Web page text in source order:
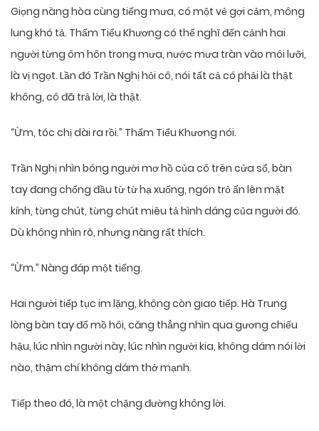
Giọng nàng hòa cùng tiếng mưa, có một vẻ gợi cảm, mông
lung khó tả. Thẩm Tiểu Khương có thể nghĩ đến cảnh hai
người từng ôm hôn trong mưa, nước mưa tràn vào môi lưỡi,
là vị ngọt. Lần đó Trần Nghị hỏi cô, nói tất cả có phải là thật
không, cô đã trả lời, là thật.
“Ừm, tóc chị dài ra rồi.” Thẩm Tiểu Khương nói.
Trần Nghị nhìn bóng người mơ hồ của cô trên cửa sổ, bàn
tay đang chống đầu từ từ hạ xuống, ngón trỏ ấn lên mặt
kính, từng chút, từng chút miêu tả hình dáng của người đó.
Dù không nhìn rõ, nhưng nàng rất thích.
“Ừm.” Nàng đáp một tiếng.
Hai người tiếp tục im lặng, không còn giao tiếp. Hà Trung
lòng bàn tay đổ mồ hôi, căng thẳng nhìn qua gương chiếu
hậu, lúc nhìn người này, lúc nhìn người kia, không dám nói lời
nào, thậm chí không dám thở mạnh.
Tiếp theo đó, là một chặng đường không lời.